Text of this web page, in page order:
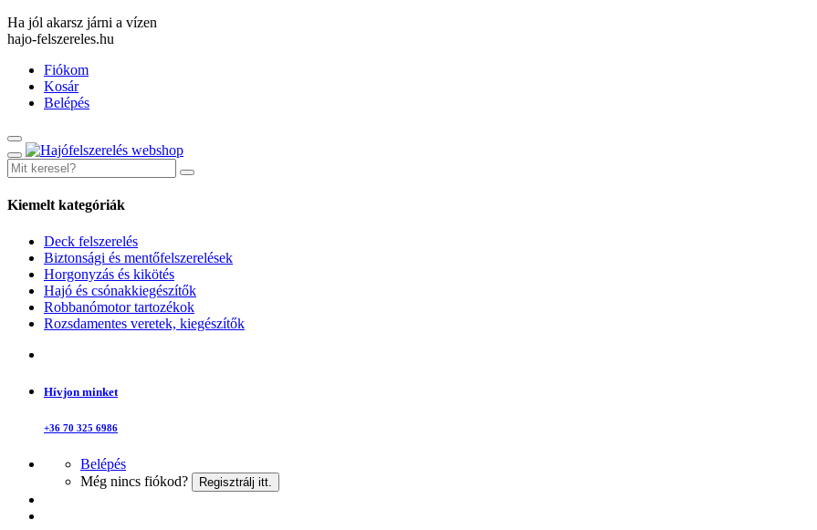
Ha jól akarsz járni a vízen
hajo-felszereles.hu
Fiókom
Kosár
Belépés
Kiemelt kategóriák
Deck felszerelés
Biztonsági és mentőfelszerelések
Horgonyzás és kikötés
Hajó és csónakkiegészítők
Robbanómotor tartozékok
Rozsdamentes veretek, kiegészítők
Hívjon minket
+36 70 325 6986
Belépés
Még nincs fiókod?
Regisztrálj itt.